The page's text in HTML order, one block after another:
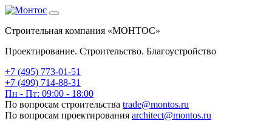
Строительная компания «МОНТОС»
Проектирование. Строительство. Благоустройство
+7 (495) 773-01-51
+7 (499) 714-88-31
Пн - Пт: 09:00 - 18:00
По вопросам строительства trade@montos.ru
По вопросам проектирования architect@montos.ru